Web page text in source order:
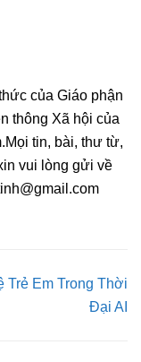
của Giáo phận
thông Xã hội của
tin, bài, thư từ,
vui lòng gửi về
Trẻ Em Trong Thời
Đại AI